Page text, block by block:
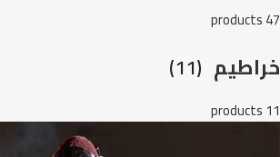
47 products
خراطيم (11)
11 products